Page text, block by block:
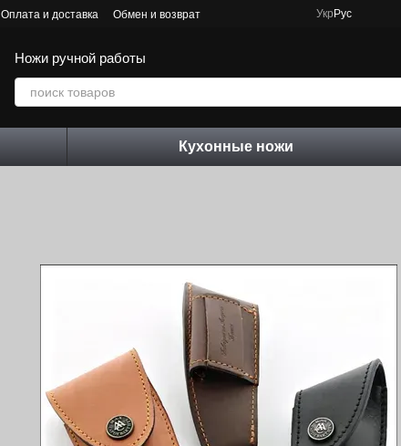
Оплата и доставка
Обмен и возврат
Укр Рус
Ножи ручной работы
Кухонные ножи